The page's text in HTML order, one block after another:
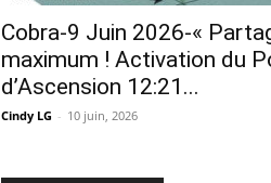
Cobra-9 Juin 2026-«
maximum ! Activation du
d’Ascension 12:21...
Cindy LG - 10 juin, 2026